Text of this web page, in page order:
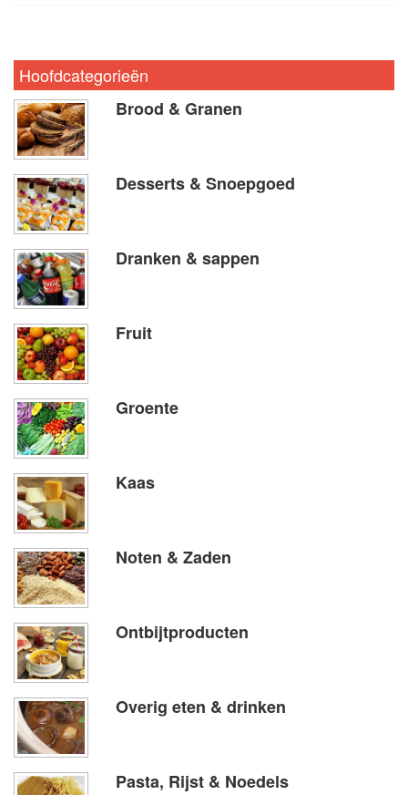
Hoofdcategorieën
Brood & Granen
Desserts & Snoepgoed
Dranken & sappen
Fruit
Groente
Kaas
Noten & Zaden
Ontbijtproducten
Overig eten & drinken
Pasta, Rijst & Noedels